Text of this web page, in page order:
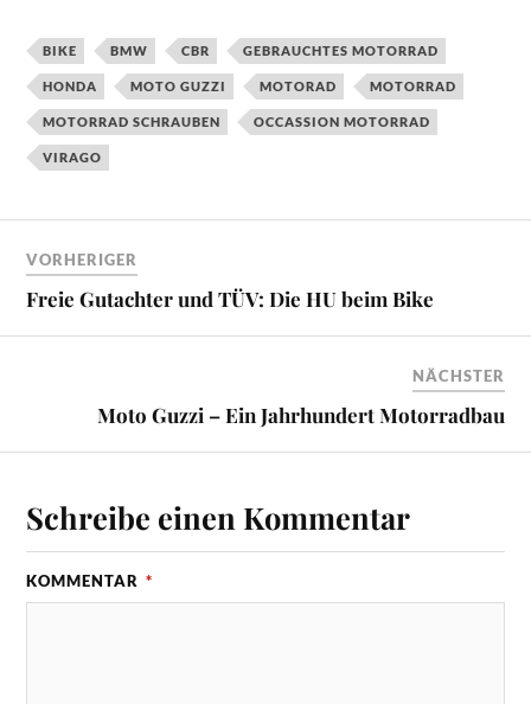
BIKE BMW CBR GEBRAUCHTES MOTORRAD
HONDA MOTO GUZZI MOTORAD MOTORRAD
MOTORRAD SCHRAUBEN OCCASSION MOTORRAD
VIRAGO
VORHERIGER
Freie Gutachter und TÜV: Die HU beim Bike
NÄCHSTER
Moto Guzzi – Ein Jahrhundert Motorradbau
Schreibe einen Kommentar
KOMMENTAR *